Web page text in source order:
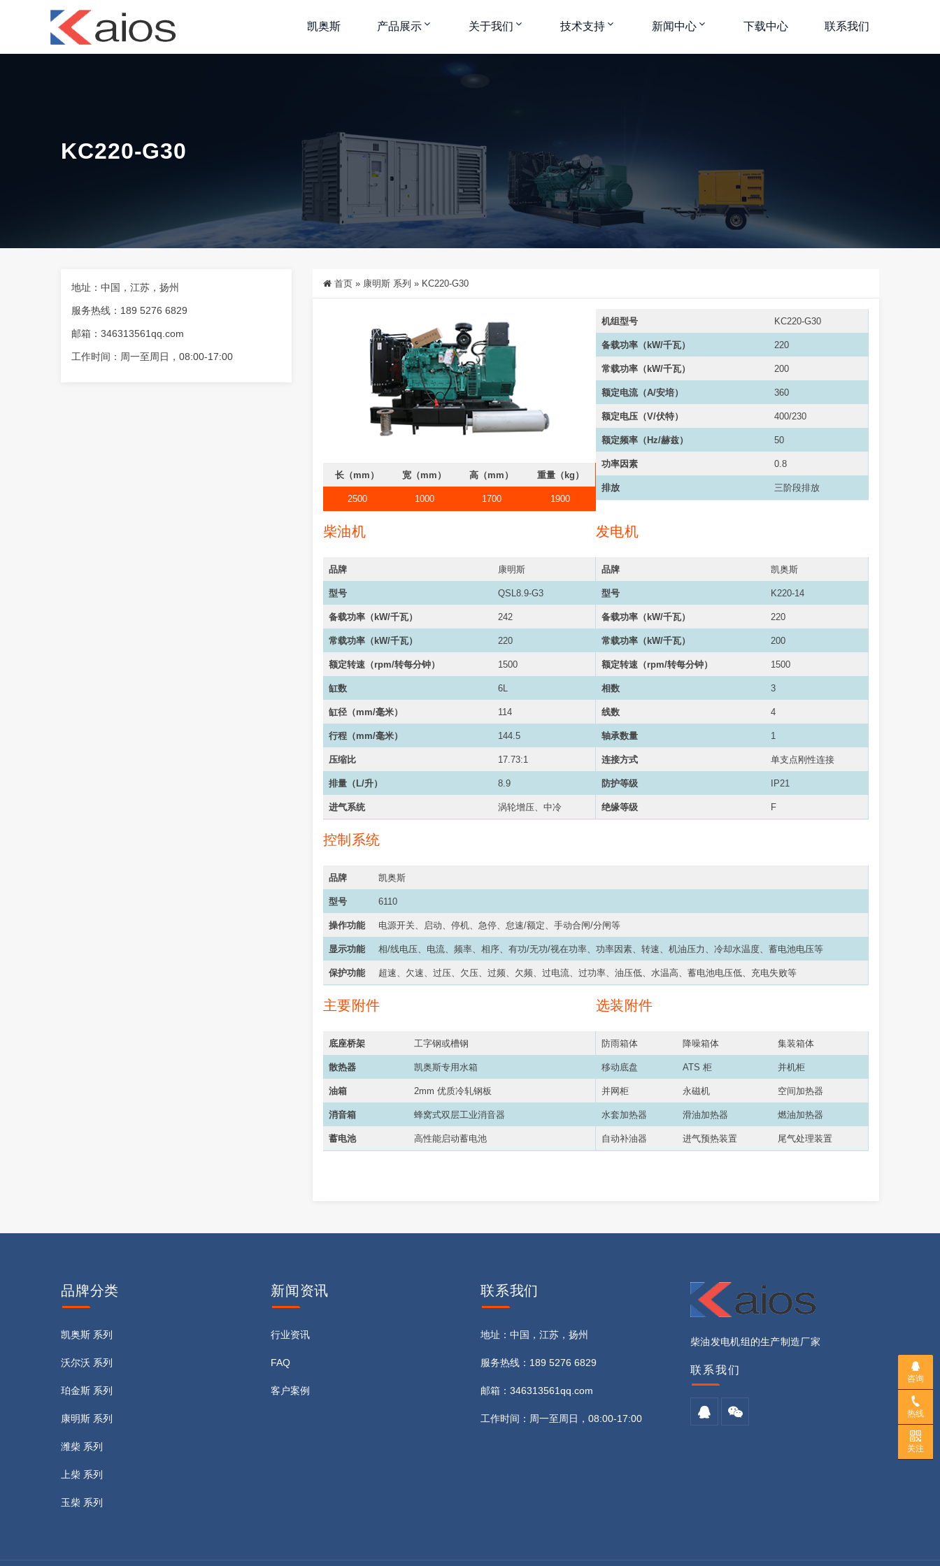
凯奥斯 产品展示 关于我们 技术支持 新闻中心 下载中心 联系我们
KC220-G30
地址：中国，江苏，扬州
服务热线：189 5276 6829
邮箱：346313561qq.com
工作时间：周一至周日，08:00-17:00
首页 » 康明斯 系列 » KC220-G30
长（mm） 宽（mm） 高（mm） 重量（kg）
2500 1000 1700 1900
机组型号 KC220-G30
备载功率（kW/千瓦） 220
常载功率（kW/千瓦） 200
额定电流（A/安培） 360
额定电压（V/伏特） 400/230
额定频率（Hz/赫兹） 50
功率因素 0.8
排放 三阶段排放
柴油机
品牌 康明斯
型号 QSL8.9-G3
备载功率（kW/千瓦） 242
常载功率（ kW/千瓦） 220
额定转速（rpm/转每分钟） 1500
缸数 6L
缸径（mm/毫米） 114
行程（mm/毫米） 144.5
压缩比 17.73:1
排量（L/升） 8.9
进气系统 涡轮增压、中冷
发电机
品牌 凯奥斯
型号 K220-14
备载功率（kW/千瓦） 220
常载功率（ kW/千瓦） 200
额定转速（rpm/转每分钟） 1500
相数 3
线数 4
轴承数量 1
连接方式 单支点刚性连接
防护等级 IP21
绝缘等级 F
控制系统
品牌 凯奥斯
型号 6110
操作功能 电源开关、启动、停机、急停、怠速/额定、手动合闸/分闸等
显示功能 相/线电压、电流、频率、相序、有功/无功/视在功率、功率因素、转速、机油压力、冷却水温度、蓄电池电压等
保护功能 超速、欠速、过压、欠压、过频、欠频、过电流、过功率、油压低、水温高、蓄电池电压低、充电失败等
主要附件
底座桥架 工字钢或槽钢
散热器 凯奥斯专用水箱
油箱 2mm 优质冷轧钢板
消音箱 蜂窝式双层工业消音器
蓄电池 高性能启动蓄电池
选装附件
防雨箱体 降噪箱体 集装箱体
移动底盘 ATS 柜 并机柜
并网柜 永磁机 空间加热器
水套加热器 滑油加热器 燃油加热器
自动补油器 进气预热装置 尾气处理装置
品牌分类
凯奥斯 系列
沃尔沃 系列
珀金斯 系列
康明斯 系列
潍柴 系列
上柴 系列
玉柴 系列
新闻资讯
行业资讯
FAQ
客户案例
联系我们
地址：中国，江苏，扬州
服务热线：189 5276 6829
邮箱：346313561qq.com
工作时间：周一至周日，08:00-17:00
柴油发电机组的生产制造厂家
联系我们
咨询
热线
关注